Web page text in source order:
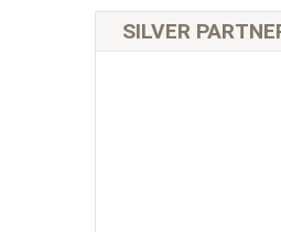
SILVER